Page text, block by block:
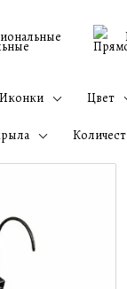
Иконки Цвет